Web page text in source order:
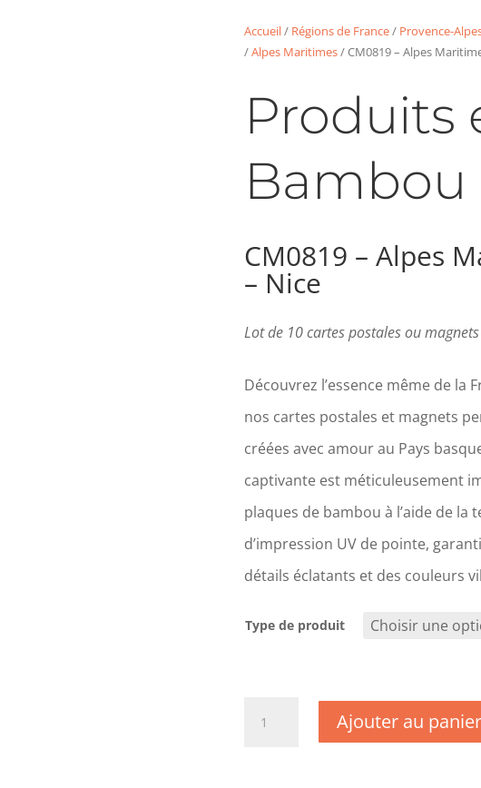
Accueil/ Régions de France/ Provence-
/Alpes Maritimes/ CM0819 – Alpes
Produits
Bambou
CM0819 – Alpes
– Nice
Lot de 10 cartes postales ou magnets
Découvrez l’essence même de la
nos cartes postales et magnets
créées avec amour au Pays
captivante est méticuleusement
plaques de bambou à l’aide de la
d’impression UV de pointe,
détails éclatants et des couleurs
Type de produit
Ajouter au panier